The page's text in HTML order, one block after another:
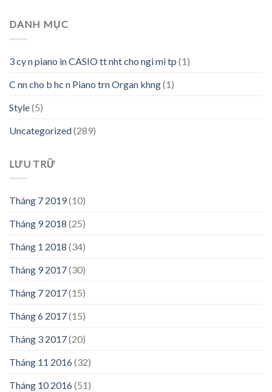
DANH MỤC
3 cy n piano in CASIO tt nht cho ngi mi tp (1)
C nn cho b hc n Piano trn Organ khng(1)
Style(5)
Uncategorized(289)
LƯU TRỮ
Tháng 7 2019(10)
Tháng 9 2018 (25)
Tháng 1 2018 (34)
Tháng 9 2017(30)
Tháng 7 2017(15)
Tháng 6 2017(15)
Tháng 3 2017(20)
Tháng 11 2016(32)
Tháng 10 2016(51)